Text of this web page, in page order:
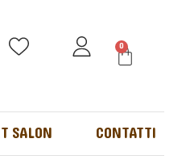
0
SALON CONTATTI